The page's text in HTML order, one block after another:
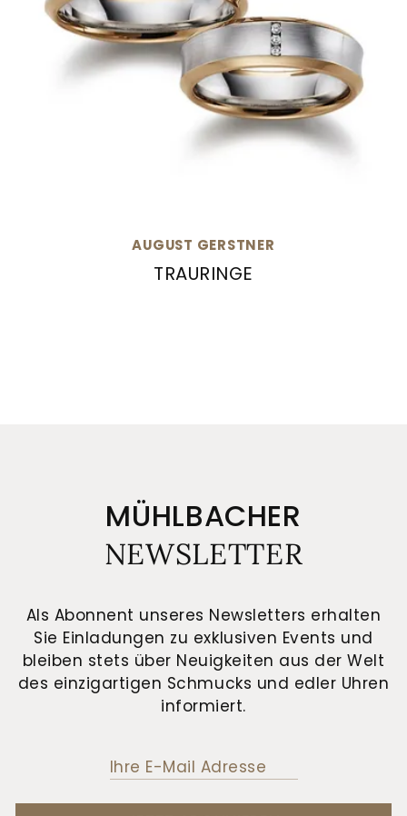
AUGUST GERSTNER
TRAURINGE
MÜHLBACHER
NEWSLETTER
Als Abonnent unseres Newsletters erhalten
Sie Einladungen zu exklusiven Events und
bleiben stets über Neuigkeiten aus der Welt
des einzigartigen Schmucks und edler Uhren
informiert.